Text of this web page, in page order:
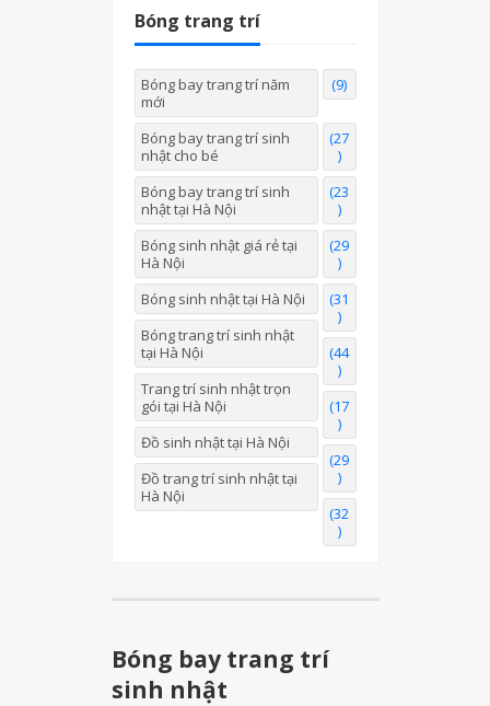
Bóng trang trí
Bóng bay trang trí năm
mới
(9)
Bóng bay trang trí sinh
nhật cho bé
(27
)
Bóng bay trang trí sinh
nhật tại Hà Nội
(23
)
Bóng sinh nhật giá rẻ tại
Hà Nội
(29
)
Bóng sinh nhật tại Hà Nội
(31
)
Bóng trang trí sinh nhật
tại Hà Nội
(44
)
Trang trí sinh nhật trọn
gói tại Hà Nội
(17
)
Đồ sinh nhật tại Hà Nội
(29
)
Đồ trang trí sinh nhật tại
Hà Nội
(32
)
Bóng bay trang trí
sinh nhật